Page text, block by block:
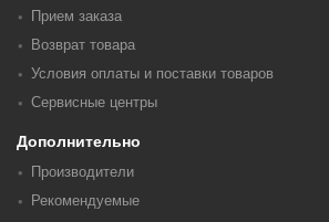
Прием заказа
Возврат товара
Условия оплаты и поставки товаров
Сервисные центры
Дополнительно
Производители
Рекомендуемые